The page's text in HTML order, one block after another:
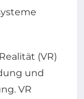
(VR)
und
VR